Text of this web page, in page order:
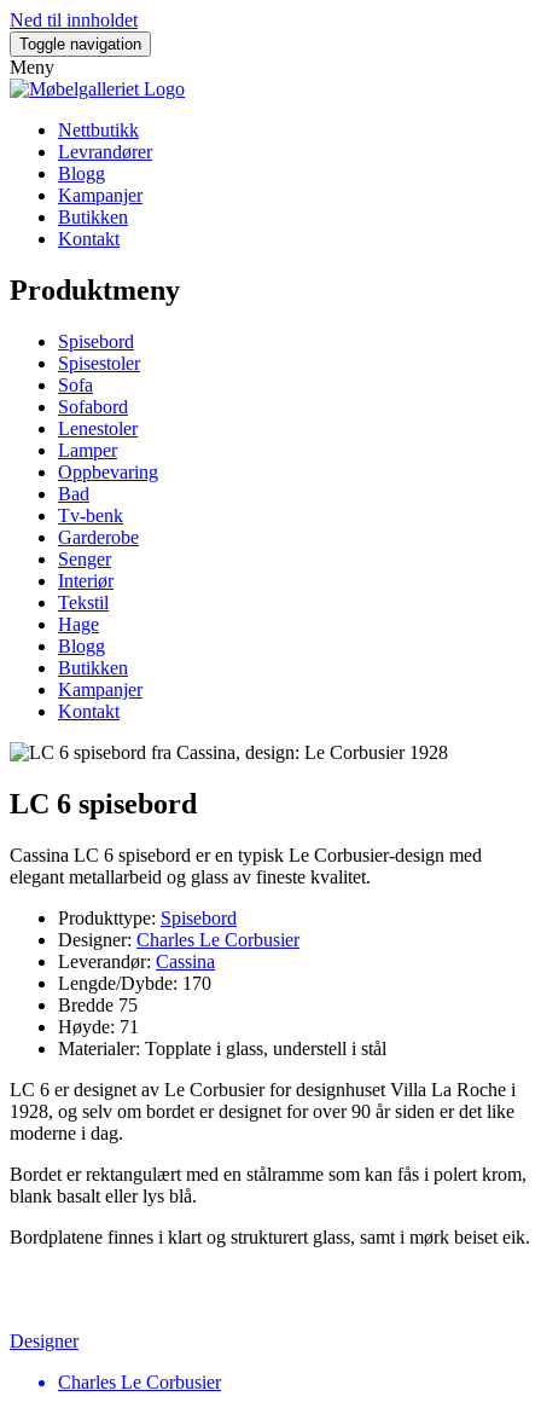
Ned til innholdet
Toggle navigation
Meny
Nettbutikk
Levrandører
Blogg
Kampanjer
Butikken
Kontakt
Produktmeny
Spisebord
Spisestoler
Sofa
Sofabord
Lenestoler
Lamper
Oppbevaring
Bad
Tv-benk
Garderobe
Senger
Interiør
Tekstil
Hage
Blogg
Butikken
Kampanjer
Kontakt
LC 6 spisebord
Cassina LC 6 spisebord er en typisk Le Corbusier-design med
elegant metallarbeid og glass av fineste kvalitet.
Produkttype: Spisebord
Designer: Charles Le Corbusier
Leverandør: Cassina
Lengde/Dybde: 170
Bredde 75
Høyde: 71
Materialer: Topplate i glass, understell i stål
LC 6 er designet av Le Corbusier for designhuset Villa La Roche i
1928, og selv om bordet er designet for over 90 år siden er det like
moderne i dag.
Bordet er rektangulært med en stålramme som kan fås i polert krom,
blank basalt eller lys blå.
Bordplatene finnes i klart og strukturert glass, samt i mørk beiset eik.
Designer
Charles Le Corbusier